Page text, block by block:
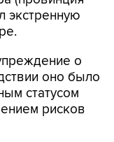
экстренную
о
оно было
статусом
рисков